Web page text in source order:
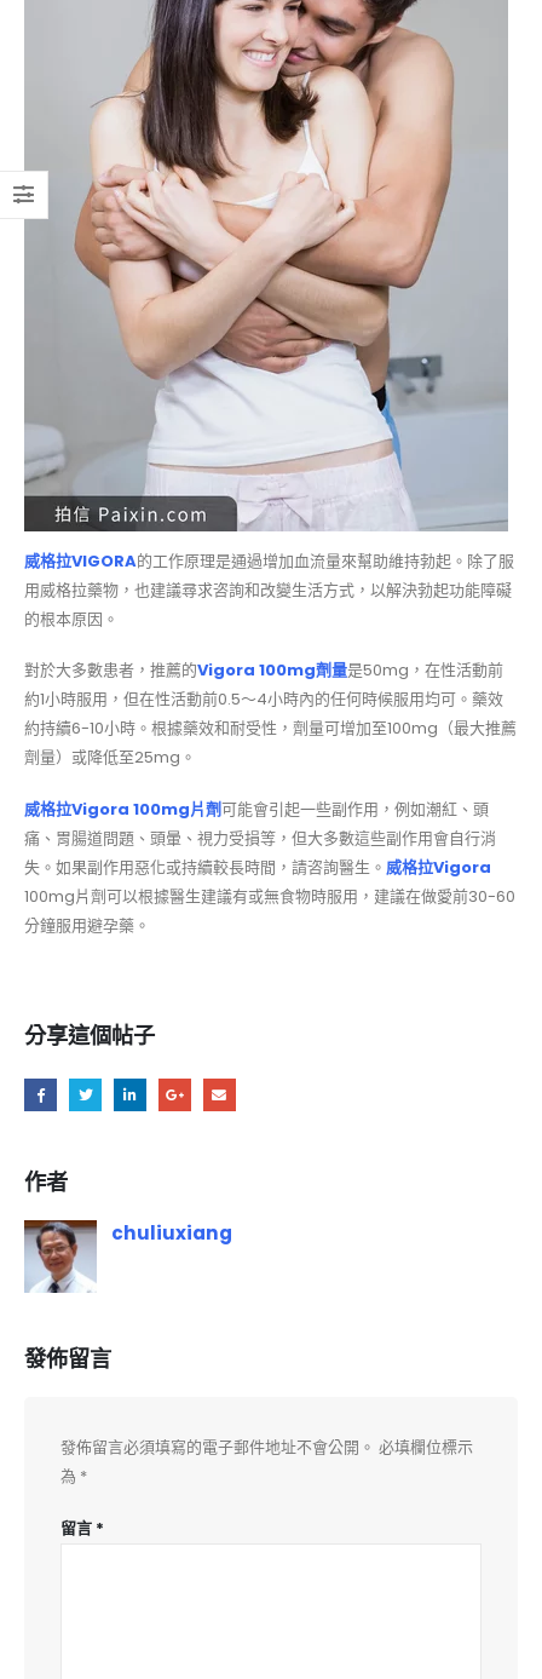
威格拉VIGORA的工作原理是通過增加血流量來幫助維持勃起。除了服
用威格拉藥物，也建議尋求咨詢和改變生活方式，以解決勃起功能障礙
的根本原因。
對於大多數患者，推薦的Vigora 100mg劑量是50mg，在性活動前
約1小時服用，但在性活動前0.5～4小時內的任何時候服用均可。藥效
約持續6-10小時。根據藥效和耐受性，劑量可增加至100mg（最大推薦
劑量）或降低至25mg。
威格拉Vigora 100mg片劑可能會引起一些副作用，例如潮紅、頭
痛、胃腸道問題、頭暈、視力受損等，但大多數這些副作用會自行消
失。如果副作用惡化或持續較長時間，請咨詢醫生。 威格拉Vigora
100mg片劑可以根據醫生建議有或無食物時服用，建議在做愛前30-60
分鐘服用避孕藥。
分享這個帖子
作者
chuliuxiang
發佈留言
發佈留言必須填寫的電子郵件地址不會公開。 必填欄位標示
為 *
留言 *